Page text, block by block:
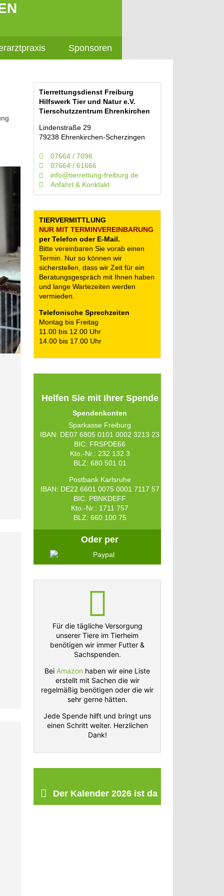
Sponsoren
Tierrettungsdienst Freiburg
Hilfswerk Tier und Natur e.V.
Tierschutzzentrum Ehrenkirchen
Lindenstraße 29
79238 Ehrenkirchen-Scherzingen
07664 / 7096
07664 / 61666
info@tierrettung-freiburg.de
Anfahrt & Konktakt
TIERVERMITTLUNG
NUR MIT TERMIN­VEREINBARUNG
per Telefon oder E-Mail.
Bitte vereinbaren Sie vorab einen
Termin. Nur so können wir
sicherstellen, dass wir Zeit für ein
Beratungsgespräch mit Ihnen haben
und lange Wartezeiten werden
vermieden.
Telefonische Sprechzeiten
Montag bis Freitag
11.00 bis 12.00 Uhr
14.00 bis 17.00 Uhr
Helfen Sie mit Ihrer Spende
Spendenkonten
Sparkasse Freiburg
IBAN: DE07 6805 0101 0002 3213 23
BIC: FRSPDE66
Kto.-Nr.: 232 132 3
BLZ: 680 501 01
Postbank Karlsruhe
IBAN: DE22 6601 0075 0001 7117 57
BIC: PBNKDEFF
Kto.-Nr.: 1711 757
BLZ: 660 100 75
Oder per
Für die tägliche Versorgung
unserer Tiere im Tierheim
benötigen wir immer Futter &
Sachspenden.
Bei Amazon haben wir eine Liste
erstellt mit Sachen die wir
regelmäßig benötigen oder die wir
sehr gerne hätten.
Jede Spende hilft und bringt uns
einen Schritt weiter. Herzlichen
Dank!
Der Kalender 2026 ist da